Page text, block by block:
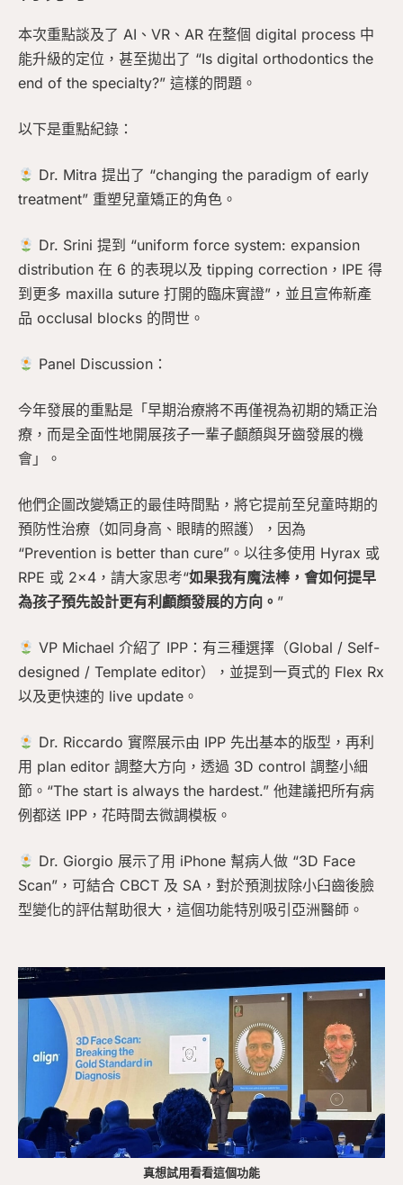
本次重點談及了 AI、VR、AR 在整個 digital process 中
能升級的定位，甚至拋出了 “Is digital orthodontics the
end of the specialty?” 這樣的問題。
以下是重點紀錄：
Dr. Mitra 提出了 “changing the paradigm of early
treatment” 重塑兒童矯正的角色。
Dr. Srini 提到 “uniform force system: expansion
distribution 在 6 的表現以及 tipping correction，IPE 得
到更多 maxilla suture 打開的臨床實證”，並且宣佈新產
品 occlusal blocks 的問世。
Panel Discussion：
今年發展的重點是「早期治療將不再僅視為初期的矯正治
療，而是全面性地開展孩子一輩子顱顏與牙齒發展的機
會」。
他們企圖改變矯正的最佳時間點，將它提前至兒童時期的
預防性治療（如同身高、眼睛的照護），因為
“Prevention is better than cure”。以往多使用 Hyrax 或
RPE 或 2×4，請大家思考“如果我有魔法棒，會如何提早
為孩子預先設計更有利顱顏發展的方向。 ”
VP Michael 介紹了 IPP：有三種選擇（Global / Self-
designed / Template editor），並提到一頁式的 Flex Rx
以及更快速的 live update。
Dr. Riccardo 實際展示由 IPP 先出基本的版型，再利
用 plan editor 調整大方向，透過 3D control 調整小細
節。“The start is always the hardest.” 他建議把所有病
例都送 IPP，花時間去微調模板。
Dr. Giorgio 展示了用 iPhone 幫病人做 “3D Face
Scan”，可結合 CBCT 及 SA，對於預測拔除小臼齒後臉
型變化的評估幫助很大，這個功能特別吸引亞洲醫師。
真想試用看看這個功能